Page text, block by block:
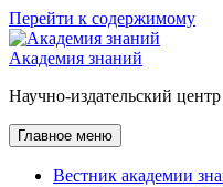
Перейти к содержимому
Академия знаний
Научно-издательский
Главное меню
Вестник академии